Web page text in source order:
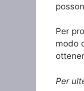
Per
modo
Per